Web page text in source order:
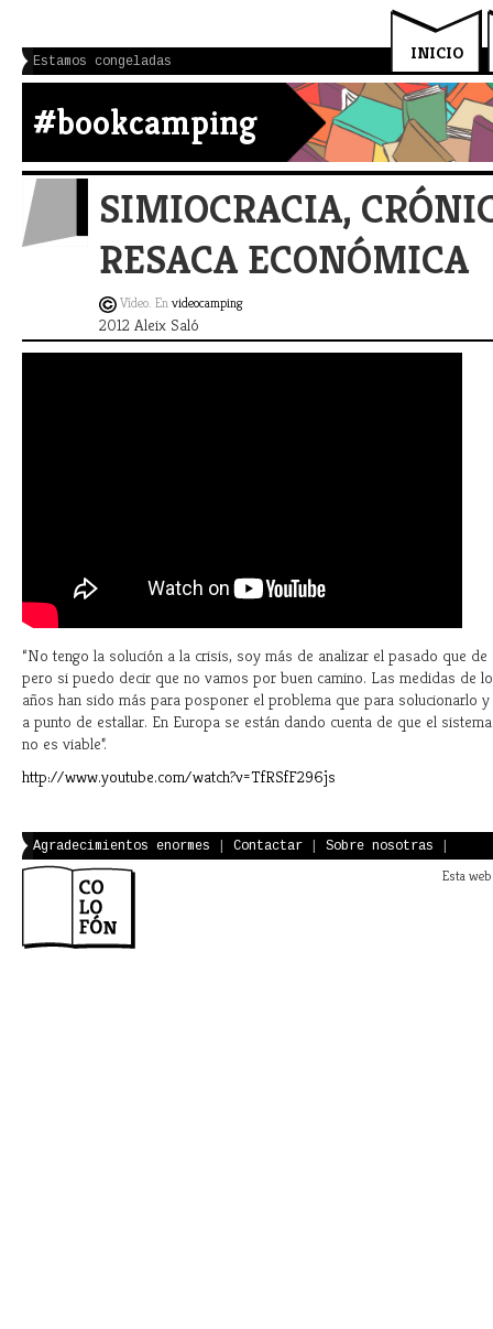
INICIO
Estamos congeladas
#bookcamping
SIMIOCRACIA,
RESACA ECONÓMICA
Vídeo. Envideocamping
2012 Aleix Saló
“No tengo la solución a la crisis, soy más de analizar el pasado que
pero si puedo decir que no vamos por buen camino. Las medidas de
años han sido más para posponer el problema que para solucionarlo
a punto de estallar. En Europa se están dando cuenta de que el
no es viable”.
http://www.youtube.com/watch?v=TfRSfF296js
Agradecimientos enormes Contactar Sobre nosotras
Esta